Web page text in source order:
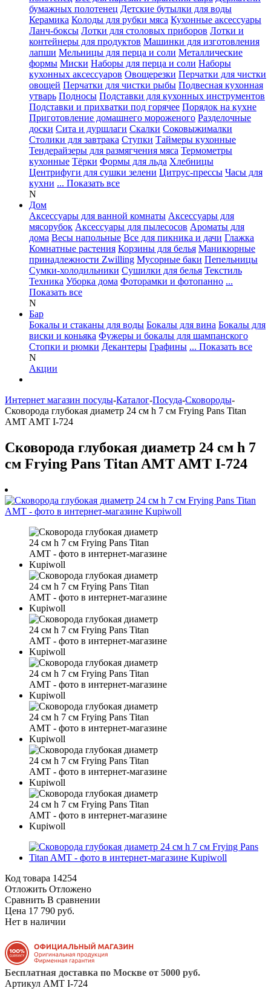
бумажных полотенец Детские бутылки для воды
Керамика Колоды для рубки мяса Кухонные аксессуары
Ланч-боксы Лотки для столовых приборов Лотки и
контейнеры для продуктов Машинки для изготовления
лапши Мельницы для перца и соли Металлические
формы Миски Наборы для перца и соли Наборы
кухонных аксессуаров Овощерезки Перчатки для чистки
овощей Перчатки для чистки рыбы Подвесная кухонная
утварь Подносы Подставки для кухонных инструментов
Подставки и прихватки под горячее Порядок на кухне
Приготовление домашнего мороженого Разделочные
доски Сита и дуршлаги Скалки Соковыжималки
Столики для завтрака Ступки Таймеры кухонные
Тендерайзеры для размягчения мяса Термометры
кухонные Тёрки Формы для льда Хлебницы
Центрифуги для сушки зелени Цитрус-прессы Часы для
кухни ... Показать все
N
Дом
Аксессуары для ванной комнаты Аксессуары для
мясорубок Аксессуары для пылесосов Ароматы для
дома Весы напольные Все для пикника и дачи Глажка
Комнатные растения Корзины для белья Маникюрные
принадлежности Zwilling Мусорные баки Пепельницы
Сумки-холодильники Сушилки для белья Текстиль
Техника Уборка дома Фоторамки и фотопанно ...
Показать все
N
Бар
Бокалы и стаканы для воды Бокалы для вина Бокалы для
виски и коньяка Фужеры и бокалы для шампанского
Стопки и рюмки Декантеры Графины ... Показать все
N
Акции
Интернет магазин посуды-Каталог-Посуда-Сковороды-
Сковорода глубокая диаметр 24 см h 7 см Frying Pans Titan
AMT AMT I-724
Сковорода глубокая диаметр 24 см h 7
см Frying Pans Titan AMT AMT I-724
Код товара 14254
Отложить Отложено
Сравнить В сравнении
Цена 17 790 руб.
Нет в наличии
Бесплатная доставка по Москве от 5000 руб.
Артикул AMT I-724